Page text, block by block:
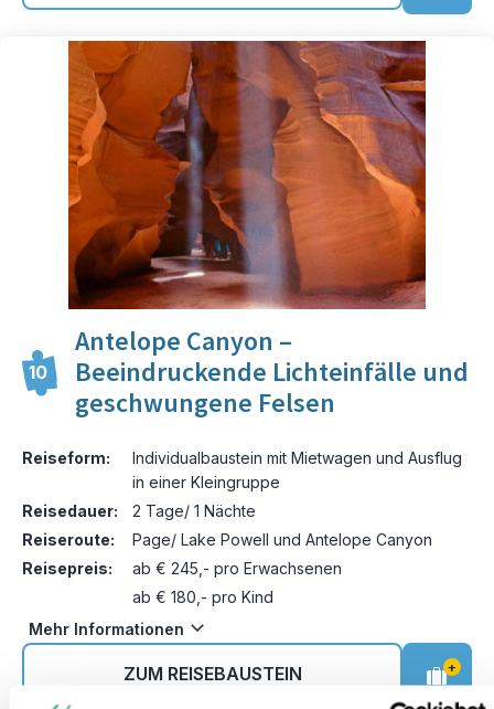
10
Antelope Canyon –
Beeindruckende Lichteinfälle und
geschwungene Felsen
Reiseform:
Individualbaustein mit Mietwagen und Ausflug
in einer Kleingruppe
Reisedauer:
2 Tage/ 1 Nächte
Reiseroute:
Page/ Lake Powell und Antelope Canyon
Reisepreis:
ab € 245,- pro Erwachsenen
ab € 180,- pro Kind
Mehr Informationen
ZUM REISEBAUSTEIN +